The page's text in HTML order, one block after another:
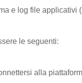
e log file
le seguenti:
alla